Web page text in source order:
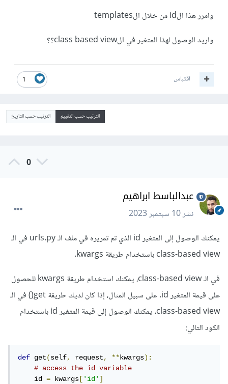
وامرر هذا الid من خلال الtemplates
واريد الوصول لهذا المتغير في الclass based view؟؟
1 اقتباس
الترتيب حسب التقييم الترتيب حسب التاريخ
0
عبدالباسط ابراهيم
نشر10 سبتمبر 2023
يمكنك الوصول إلى المتغير id الذي تم تمريره في ملف الـ urls.py في الـ
class-based view باستخدام طريقة kwargs.
في الـ class-based view، يمكنك استخدام طريقة kwargs للحصول
على قيمة المتغير id. على سبيل المثال، إذا كان لديك طريقة get() في الـ
class-based view، يمكنك الوصول إلى قيمة المتغير id باستخدام
الكود التالي:
def get(self, request, **kwargs):
# access the id variable
    id
= kwargs ['id']